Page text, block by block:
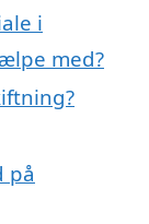
i
med?
på